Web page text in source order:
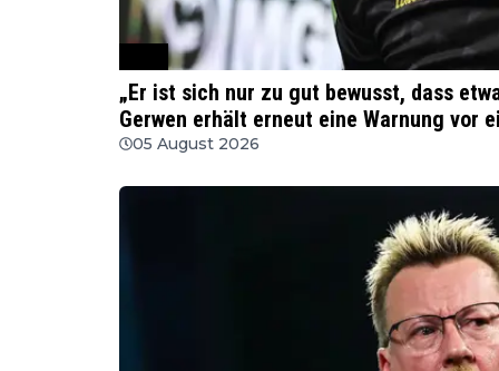
„Er ist sich nur zu gut bewusst, dass
Gerwen erhält erneut eine Warnung vor
05 August 2026